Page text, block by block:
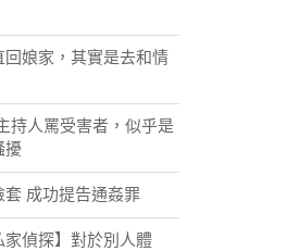
回娘家，其實是去和情
持人罵受害者，似乎是
擾
套 成功提告通姦罪
家偵探】對於別人體